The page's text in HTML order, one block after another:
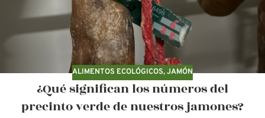
ALIMENTOS ECOLÓGICOS,JAMÓN
¿Qué significan los números del
precinto verde de nuestros jamones?